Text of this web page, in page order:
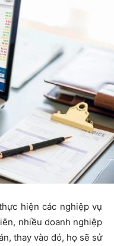
hiện các nghiệp vụ
nhiều doanh nghiệp
thay vào đó, họ sẽ sử